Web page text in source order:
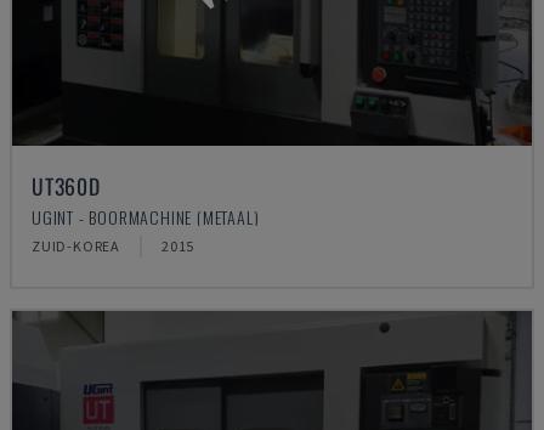
UT360D
UGINT - BOORMACHINE (METAAL)
ZUID-KOREA 2015